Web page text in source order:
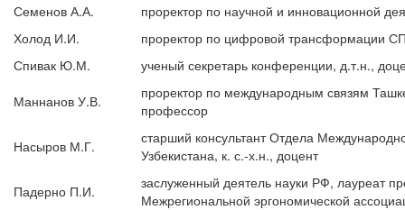
Семенов А.А.
проректор по научной и инновационной
Холод И.И.
проректор по цифровой трансформации
Спивак Ю.М.
ученый секретарь конференции, д.т.н.,
Маннанов У.В.
проректор по международным связям
профессор
Насыров М.Г.
старший консультант Отдела
Узбекистана, к. с.-х.н., доцент
Падерно П.И.
заслуженный деятель науки РФ, лауреат
Межрегиональной эргономической